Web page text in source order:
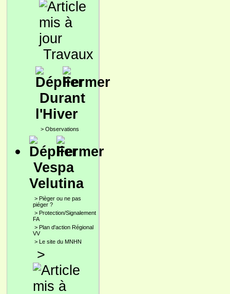
Travaux
Durant
l'Hiver
> Observations
Vespa
Velutina
> Pièger ou ne pas
piéger ?
> Protection/Signalement
FA
> Plan d'action Régional
VV
> Le site du MNHN
>